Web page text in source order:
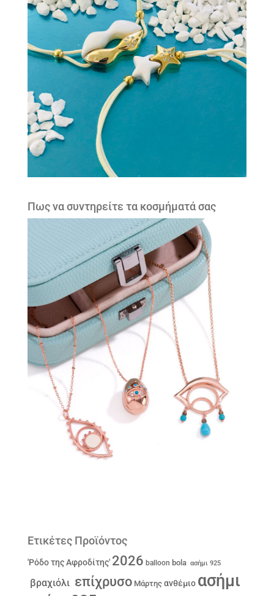
Πως να συντηρείτε τα κοσμήματά σας
Ετικέτες Προϊόντος
'Ρόδο της Αφροδίτης' 2026 balloon bola ασήμι 925
βραχιόλι επίχρυσο Μάρτης ανθέμιο ασήμι